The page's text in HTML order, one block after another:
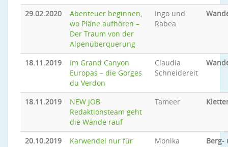
29.02.2020
Abenteuer beginnen,
wo Pläne aufhören –
Der Traum von der
Alpenüberquerung
Ingo und
Rabea
18.11.2019
Im Grand Canyon
Europas – die Gorges
du Verdon
Claudia
Schneidereit
18.11.2019
NEW JOB
Redaktionsteam geht
die Wände rauf
Tameer
20.10.2019
Karwendel nur für
Monika
Berg-